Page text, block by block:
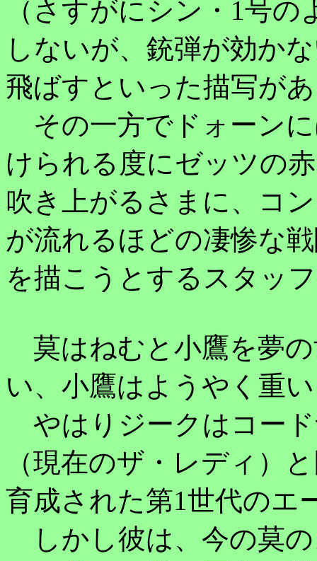
（さすがにシン・1号
しないが、銃弾が効か
飛ばすといった描写が
その一方でドォーン
けられる度にゼッツの
吹き上がるさまに、コ
が流れるほどの凄惨な
を描こうとするスタッ
莫はねむと小鷹を夢
い、小鷹はようやく重
やはりジークはコー
（現在のザ・レディ）
育成された第1世代のエ
しかし彼は、今の莫